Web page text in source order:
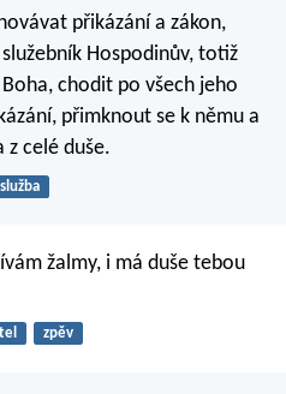
přikázání a zákon,
Hospodinův, totiž
chodit po všech jeho
přimknout se k němu a
z celé duše.
služba
žalmy, i má duše tebou
zpěv